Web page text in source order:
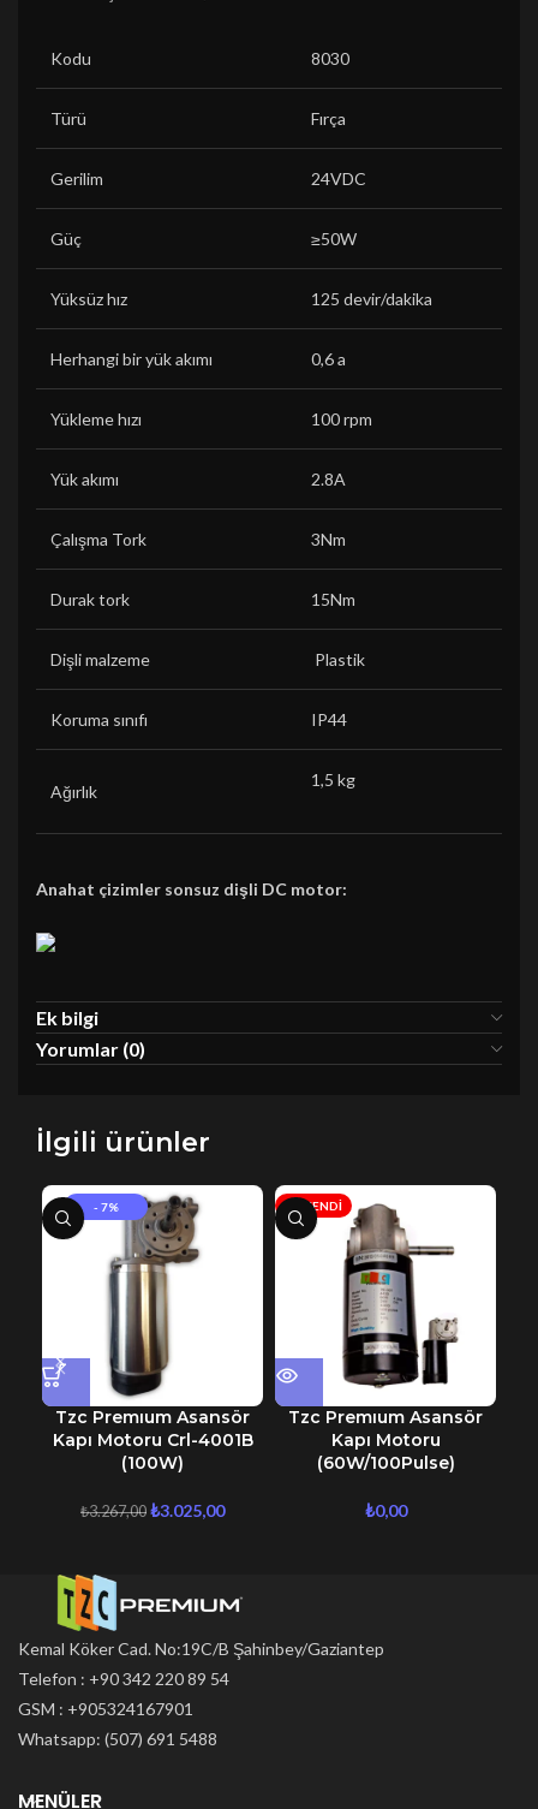
Kodu 8030
Türü Fırça
Gerilim 24VDC
Güç ≥50W
Yüksüz hız 125 devir/dakika
Herhangi bir yük akımı 0,6 a
Yükleme hızı 100 rpm
Yük akımı 2.8A
Çalışma Tork 3Nm
Durak tork 15Nm
Dişli malzeme Plastik
Koruma sınıfı IP44
Ağırlık
1,5 kg
Anahat çizimler sonsuz dişli DC motor:
Ek bilgi
Yorumlar (0)
İlgili ürünler
- 7%
Tzc Premıum Asansör
Kapı Motoru Crl-4001B
(100W)
₺3.267,00 ₺3.025,00
TÜKENDI
Tzc Premıum Asansör
Kapı Motoru
(60W/100Pulse)
₺0,00
Kemal Köker Cad. No:19C/B Şahinbey/Gaziantep
Telefon : +90 342 220 89 54
GSM : +905324167901
Whatsapp: (507) 691 5488
MENÜLER